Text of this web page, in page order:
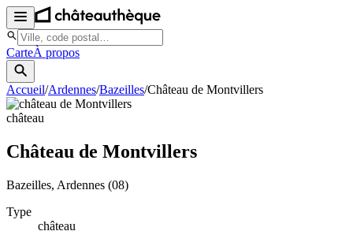
CarteÀ propos
Accueil/Ardennes/Bazeilles/Château de Montvillers
château
Château de Montvillers
Bazeilles, Ardennes (08)
Type
château